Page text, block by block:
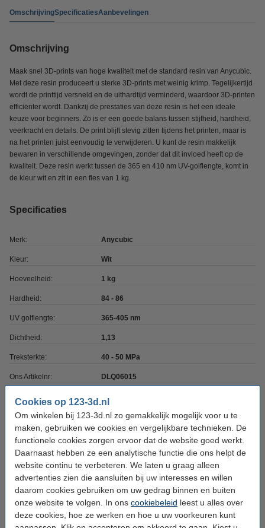
Cookies op 123-3d.nl
Om winkelen bij 123-3d.nl zo gemakkelijk mogelijk voor u te
maken, gebruiken we cookies en vergelijkbare technieken. De
functionele cookies zorgen ervoor dat de website goed werkt.
Daarnaast hebben ze een analytische functie die ons helpt de
website continu te verbeteren. We laten u graag alleen
advertenties zien die aansluiten bij uw interesses en willen
daarom cookies gebruiken om uw gedrag binnen en buiten
onze website te volgen. In ons cookiebeleid leest u alles over
deze cookies, hoe ze werken en hoe u uw voorkeuren kunt
OmschrijvingSpecificatiesAanbevelingen
Omschrijving
Maak snel 3D-prints van hoge kwaliteit met de standard resin van Anycubic.
Met deze resin produceert u sterke 3D-prints met weinig krimp. Tegelijkertijd
wordt de printtijd versneld en de uithardtijd verminderd, waardoor 3D-printen
efficiënter wordt. Dankzij de prestaties van deze resin is het een ideale
keuze voor beginners. Zo is er een goede balans tussen stijfheid, hardheid,
veerkracht en details. De print blijft stevig zitten tijdens het printen, maar is
na het printen juist eenvoudig te verwijderen. U kunt de resin makkelijk
bewaren in verschillende omgevingen, zonder dat dit invloed heeft op de
kwaliteit. Deze resin werkt tussen de 365 en 410 nm UV-golflengte, komt in
de kleur wit en zit in een fles van 1 kg.
Specificaties
Merk: Anycubic
Kleur: Wit
Hoeveelheid: 1 kg
Hardheid: 84 - 86
UV golflengte: 365-405 nm
Dichtheid: 1,13
Treksterkte: 40 - 50 MPa
Ons Artikelnr: DLQ06015
SDS EN: Download
Het overwegen waard?
Creality 3D Resin Tool Kit
€ 19,50
Direct mee bestellen
Resin filters 10 stuks (123-3D huismerk)